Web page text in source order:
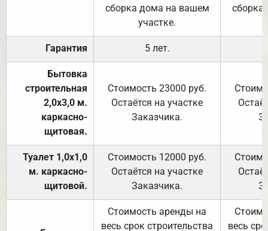
сборка дома на вашем
участке.
Гарантия 5 лет.
Бытовка
строительная
2,0х3,0 м.
каркасно-
щитовая.
Стоимость 23000 руб.
Остаётся на участке
Заказчика.
Туалет 1,0х1,0
м. каркасно-
щитовой.
Стоимость 12000 руб.
Остаётся на участке
Заказчика.
Стоимость аренды на
весь срок строительства
весь